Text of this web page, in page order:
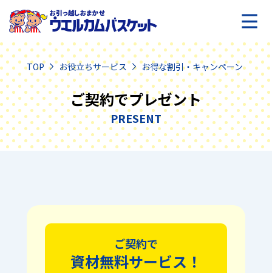
TOP お役立ちサービス お得な割引・キャンペーン ご
ご契約でプレゼント
PRESENT
ご契約で
資材無料サービス！